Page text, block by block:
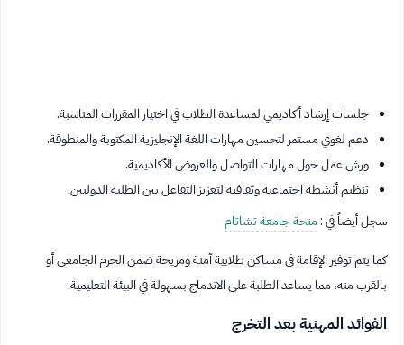
جلسات إرشاد أكاديمي لمساعدة الطلاب في اختيار المقررات المناسبة.
دعم لغوي مستمر لتحسين مهارات اللغة الإنجليزية المكتوبة والمنطوقة.
ورش عمل حول مهارات التواصل والعروض الأكاديمية.
تنظيم أنشطة اجتماعية وثقافية لتعزيز التفاعل بين الطلبة الدوليين.
سجل أيضاً في :منحة جامعة تشاتام
كما يتم توفير الإقامة في مساكن طلابية آمنة ومريحة ضمن الحرم الجامعي أو
بالقرب منه، مما يساعد الطلبة على الاندماج بسهولة في البيئة التعليمية.
الفوائد المهنية بعد التخرج